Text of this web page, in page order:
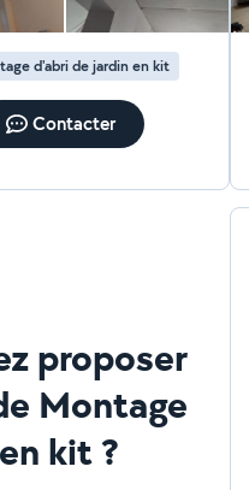
d'abri de jardin en kit
Contacter
proposer
Montage
kit ?